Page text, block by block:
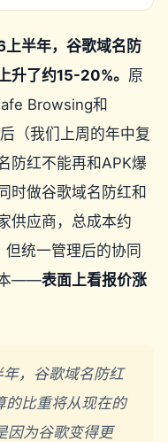
半年，谷歌域名防
升了约15-20%。 原
Browsing和
（我们上周的年中复
防红不能再和APK爆
时做谷歌域名防红和
供应商，总成本约
统一管理后的协同
本——表面上看报价涨
，谷歌域名防红
的比重将从现在的
为谷歌变得更